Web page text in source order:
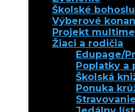
Školské
Výberové
Projekt
Žiaci a rodičia
Edupage/
Poplatky a
Školská
Ponuka
Stravovanie